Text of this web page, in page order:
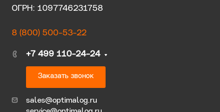
ОГРН: 1097746231758
8 (800) 500-53-22
+7 499 110-24-24
Заказать звонок
sales@optimalog.ru